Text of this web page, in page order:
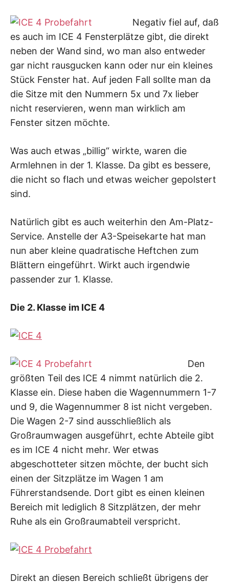
Negativ fiel auf, daß
es auch im ICE 4 Fensterplätze gibt, die direkt
neben der Wand sind, wo man also entweder
gar nicht rausgucken kann oder nur ein kleines
Stück Fenster hat. Auf jeden Fall sollte man da
die Sitze mit den Nummern 5x und 7x lieber
nicht reservieren, wenn man wirklich am
Fenster sitzen möchte.
Was auch etwas „billig“ wirkte, waren die
Armlehnen in der 1. Klasse. Da gibt es bessere,
die nicht so flach und etwas weicher gepolstert
sind.
Natürlich gibt es auch weiterhin den Am-Platz-
Service. Anstelle der A3-Speisekarte hat man
nun aber kleine quadratische Heftchen zum
Blättern eingeführt. Wirkt auch irgendwie
passender zur 1. Klasse.
Die 2. Klasse im ICE 4
Den
größten Teil des ICE 4 nimmt natürlich die 2.
Klasse ein. Diese haben die Wagennummern 1-7
und 9, die Wagennummer 8 ist nicht vergeben.
Die Wagen 2-7 sind ausschließlich als
Großraumwagen ausgeführt, echte Abteile gibt
es im ICE 4 nicht mehr. Wer etwas
abgeschotteter sitzen möchte, der bucht sich
einen der Sitzplätze im Wagen 1 am
Führerstandsende. Dort gibt es einen kleinen
Bereich mit lediglich 8 Sitzplätzen, der mehr
Ruhe als ein Großraumabteil verspricht.
Direkt an diesen Bereich schließt übrigens der